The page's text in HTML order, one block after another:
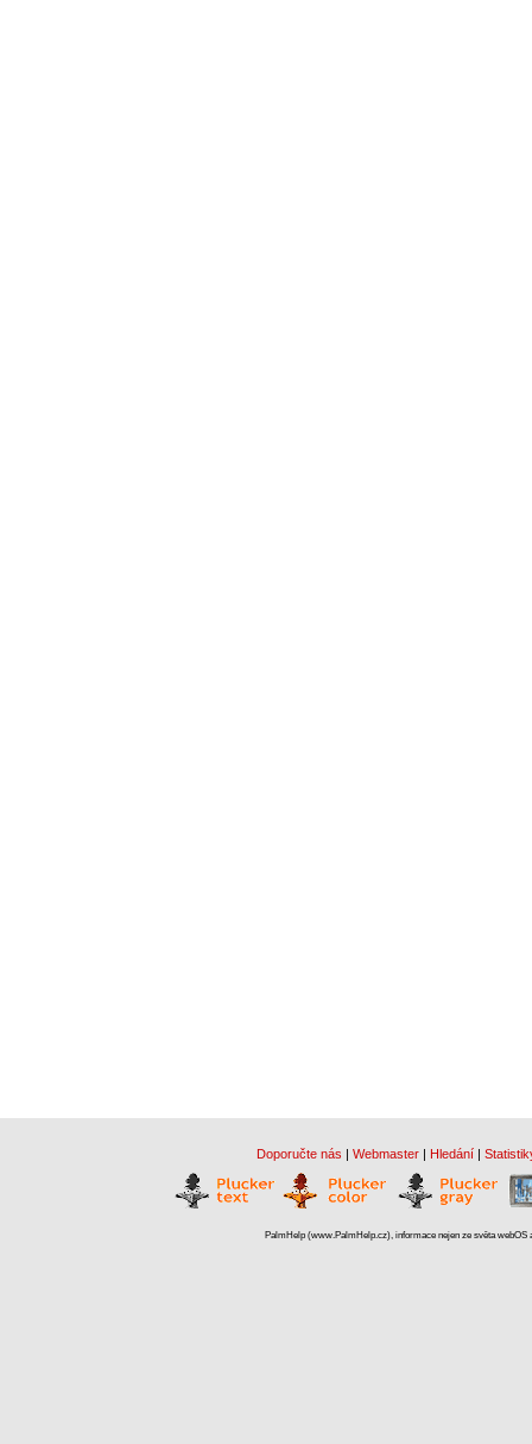
Doporučte nás | Webmaster | Hledání |
PalmHelp (www.PalmHelp.cz), informace nejen ze světa